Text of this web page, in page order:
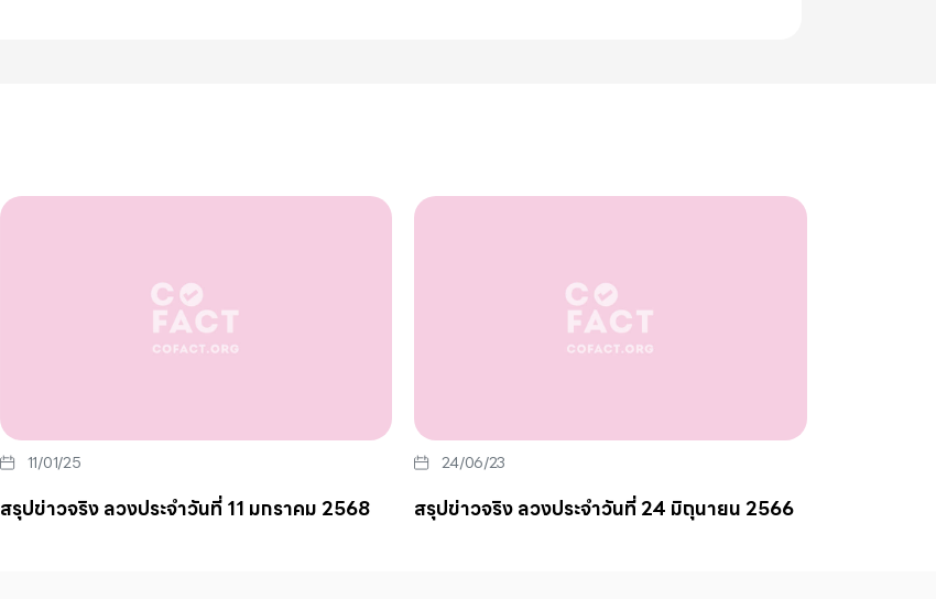
11/01/25
สรุปข่าวจริง ลวงประจำวันที่ 11 มกราคม 2568
24/06/23
สรุปข่าวจริง ลวงประจำวันที่ 24 มิถุนายน 2566